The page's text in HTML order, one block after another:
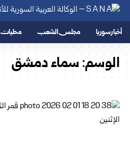
أخبار سوريا مجلس الشعب محليات
الوسم:سماء دمشق